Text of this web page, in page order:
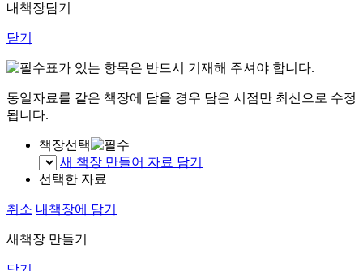
내책장담기
닫기
표가 있는 항목은 반드시 기재해 주셔야 합니다.
동일자료를 같은 책장에 담을 경우 담은 시점만 최신으로 수정
됩니다.
책장선택
새 책장 만들어 자료 담기
선택한 자료
취소 내책장에 담기
새책장 만들기